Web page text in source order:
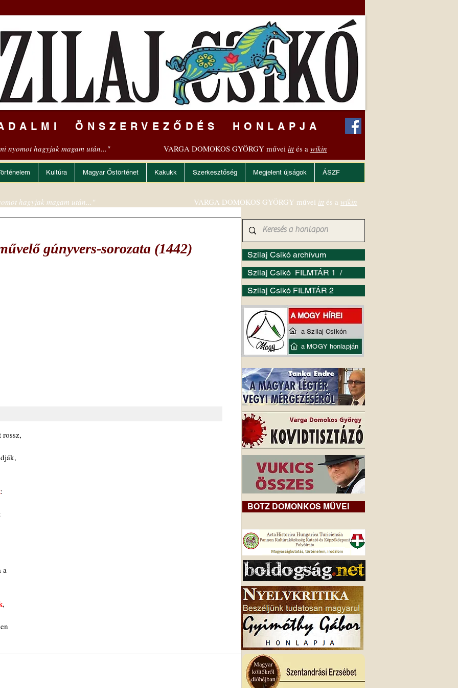
ÖNSZERVEZŐDÉS HONLAPJA
nyomot hagyjak magam után..." VARGA DOMOKOS GYÖRGY művei ittés a wikin
Kultúra Magyar Őstörténet Kakukk Szerkesztőség Megjelent újságok ÁSZF
gúnyvers-sorozata (1442)
:
a
,
Szilaj Csikó archívum
Szilaj Csikó FILMTÁR 1 /
Szilaj Csikó FILMTÁR 2
hagyjak magam után..." VARGA DOMOKOS GYÖRGY művei itt és a wikin
BOTZ DOMONKOS MŰVEI
a Szilaj Csikón
a MOGY honlapján